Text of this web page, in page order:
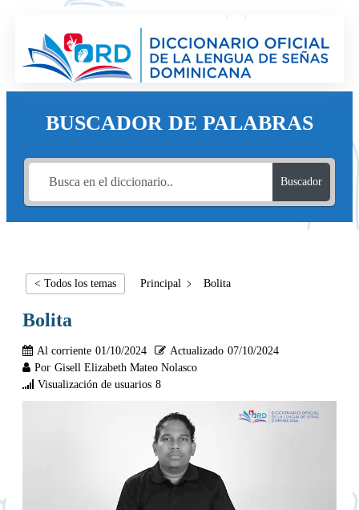
BUSCADOR DE PALABRAS
Buscador
< Todos los temas Principal Bolita
Bolita
Al corriente 01/10/2024 Actualizado 07/10/2024
Por Gisell Elizabeth Mateo Nolasco
Visualización de usuarios 8